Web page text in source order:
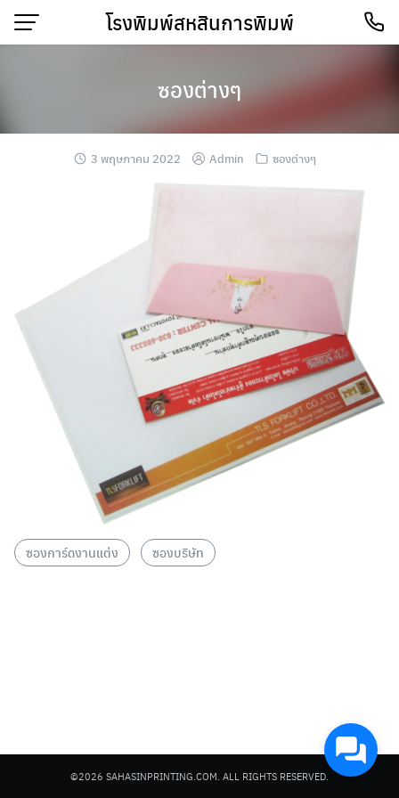
Skip
โรงพิมพ์สหสินการพิมพ์
Search
for:
ซองต่างๆ
3 พฤษภาคม 2022 Admin ซองต่างๆ
ซองการ์ดงานแต่ง ซองบริษัท
©2026 SAHASINPRINTING.COM. ALL RIGHTS RESERVED.